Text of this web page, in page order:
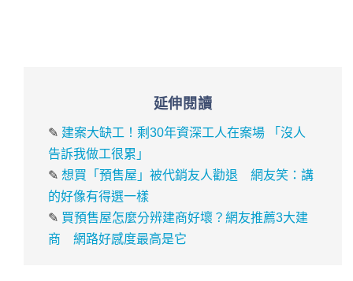
延伸閱讀
✎ 建案大缺工！剩30年資深工人在案場 「沒人
告訴我做工很累」
✎想買「預售屋」被代銷友人勸退 網友笑：講
的好像有得選一樣
✎ 買預售屋怎麼分辨建商好壞？網友推薦3大建
商 網路好感度最高是它